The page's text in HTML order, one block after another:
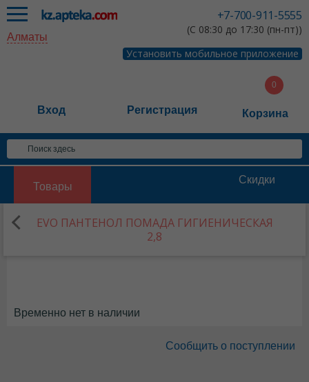
+7-700-911-5555
(С 08:30 до 17:30 (пн-пт))
Установить мобильное приложение
Алматы
Вход Регистрация Корзина
Товары
Скидки
EVO ПАНТЕНОЛ ПОМАДА ГИГИЕНИЧЕСКАЯ
2,8
Временно нет в наличии
Сообщить о поступлении